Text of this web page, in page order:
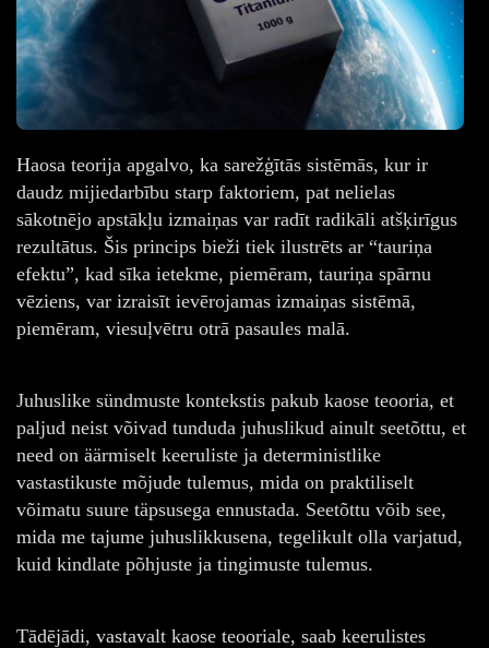
Haosa teorija apgalvo, ka sarežģītās sistēmās, kur ir
daudz mijiedarbību starp faktoriem, pat nelielas
sākotnējo apstākļu izmaiņas var radīt radikāli atšķirīgus
rezultātus. Šis princips bieži tiek ilustrēts ar “tauriņa
efektu”, kad sīka ietekme, piemēram, tauriņa spārnu
vēziens, var izraisīt ievērojamas izmaiņas sistēmā,
piemēram, viesuļvētru otrā pasaules malā.
Juhuslike sündmuste kontekstis pakub kaose teooria, et
paljud neist võivad tunduda juhuslikud ainult seetõttu, et
need on äärmiselt keeruliste ja deterministlike
vastastikuste mõjude tulemus, mida on praktiliselt
võimatu suure täpsusega ennustada. Seetõttu võib see,
mida me tajume juhuslikkusena, tegelikult olla varjatud,
kuid kindlate põhjuste ja tingimuste tulemus.
Tādējādi, vastavalt kaose teooriale, saab keerulistes